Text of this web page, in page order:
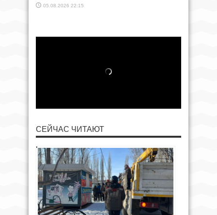
05.08.2026 22:15
СЕЙЧАС ЧИТАЮТ